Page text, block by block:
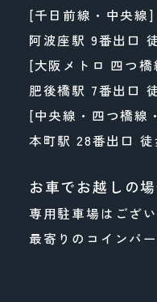
[千日前線・中央線]
阿波座駅 9番出口
[大阪メトロ 四つ橋
肥後橋駅 7番出口
[中央線・四つ橋線
本町駅 28番出口 徒
お車でお越しの
専用駐車場はござい
最寄りのコインパ